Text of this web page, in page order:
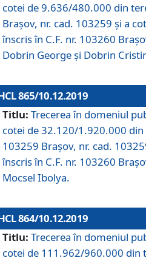
cotei de 9.636/480.000 din
Brașov, nr. cad. 103259 și a
înscris în C.F. nr. 103260
Dobrin George și Dobrin
865/10.12.2019
Titlu: Trecerea în domeniul
cotei de 32.120/1.920.000 din
103259 Brașov, nr. cad.
înscris în C.F. nr. 103260
Mocsel Ibolya.
864/10.12.2019
Titlu: Trecerea în domeniul
cotei de 111.962/960.000 din